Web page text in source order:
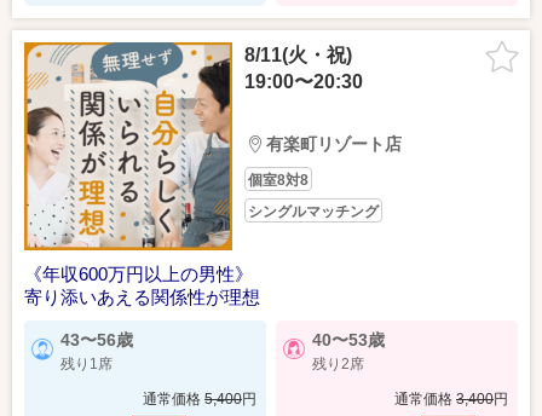
8/11(火・祝)
19:00〜20:30
有楽町リゾート店
個室8対8
シングルマッチング
《年収600万円以上の男性》
寄り添いあえる関係性が理想
43〜56歳
残り1席
通常価格 5,400円
40〜53歳
残り2席
通常価格 3,400円